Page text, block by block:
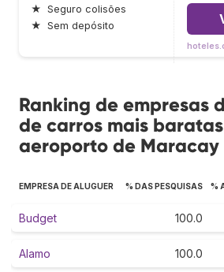
★ Seguro colisões
★ Sem depósito
Ranking de empresas
de carros mais
aeroporto de Maracay
EMPRESA DE ALUGUER % DAS PESQUISAS %
Budget 100.0
Alamo 100.0